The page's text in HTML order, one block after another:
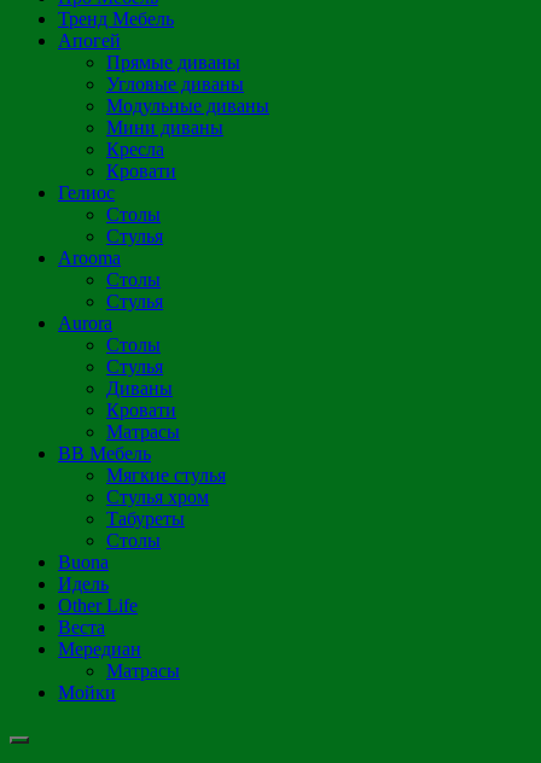
Тренд Мебель
Апогей
Прямые диваны
Угловые диваны
Модульные диваны
Мини диваны
Кресла
Кровати
Гелиос
Столы
Стулья
Arooma
Столы
Стулья
Aurora
Столы
Стулья
Диваны
Кровати
Матрасы
ВВ Мебель
Мягкие стулья
Стулья хром
Табуреты
Столы
Buona
Идель
Other Life
Веста
Мередиан
Матрасы
Мойки